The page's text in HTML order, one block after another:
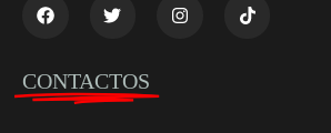
CONTACTOS